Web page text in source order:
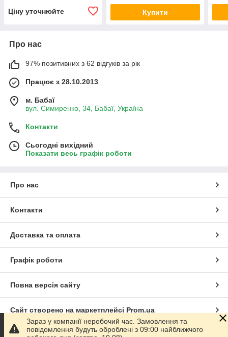
Ціну уточнюйте Купити
Про нас
97% позитивних з 62 відгуків за рік
Працює з 28.10.2013
м. Бабаї
вул. Симиренко, 34, Бабаї, Україна
Контакти
Сьогодні вихідний
Показати весь графік роботи
Про нас
Контакти
Доставка та оплата
Графік роботи
Повна версія сайту
Сайт створено на маркетплейсі Prom.ua
Політика конфіденційності
Зараз у компанії неробочий час. Замовлення та
повідомлення будуть оброблені з 09:00 найближчого